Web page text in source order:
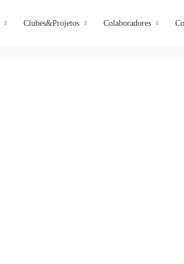
Clubes&Projetos Colaboradores